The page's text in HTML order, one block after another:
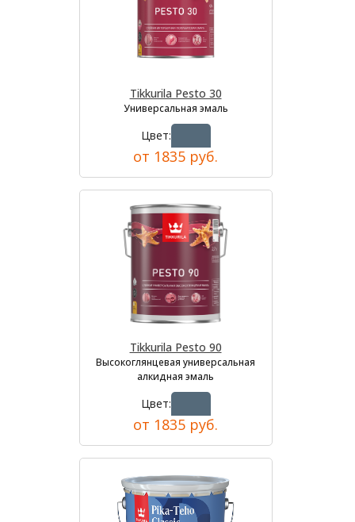
Tikkurila Pesto 30
Универсальная эмаль
Цвет:
от 1835 руб.
Tikkurila Pesto 90
Высокоглянцевая универсальная
алкидная эмаль
Цвет:
от 1835 руб.